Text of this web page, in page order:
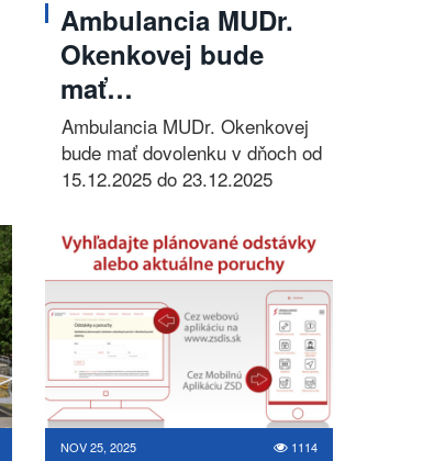
Ambulancia MUDr.
Okenkovej bude
mať…
Ambulancia MUDr. Okenkovej
bude mať dovolenku v dňoch od
15.12.2025 do 23.12.2025
NOV 25, 2025 1114